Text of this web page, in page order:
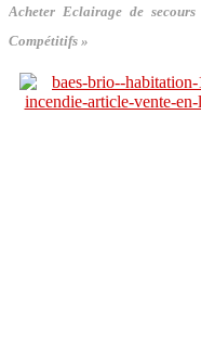
Acheter Eclairage de
Compétitifs »